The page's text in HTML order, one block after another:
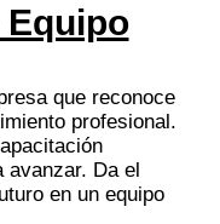
que reconoce
profesional.
avanzar. Da el
en un equipo